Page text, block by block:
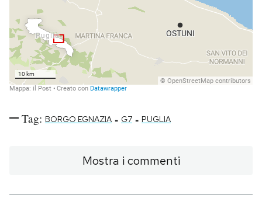
Tag: BORGO EGNAZIA - G7 - PUGLIA
Mostra i commenti